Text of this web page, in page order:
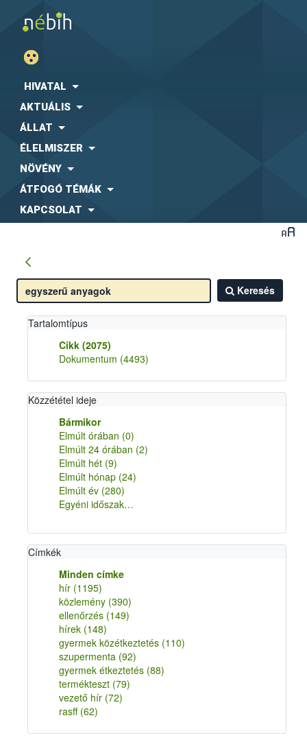
HIVATAL
AKTUÁLIS
ÁLLAT
ÉLELMISZER
NÖVÉNY
ÁTFOGÓ TÉMÁK
KAPCSOLAT
Keresés
Tartalomtípus
Cikk (2075)
Dokumentum (4493)
Közzététel ideje
Bármikor
Elmúlt órában (0)
Elmúlt 24 órában (2)
Elmúlt hét (9)
Elmúlt hónap (24)
Elmúlt év (280)
Egyéni időszak…
Címkék
Minden címke
hír (1195)
közlemény (390)
ellenőrzés (149)
hírek (148)
gyermek közétkeztetés (110)
szupermenta (92)
gyermek étkeztetés (88)
termékteszt (79)
vezető hír (72)
rasff (62)